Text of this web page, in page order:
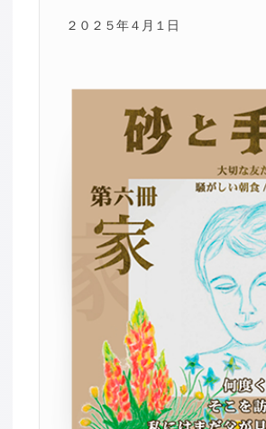
２０２５年４月１日